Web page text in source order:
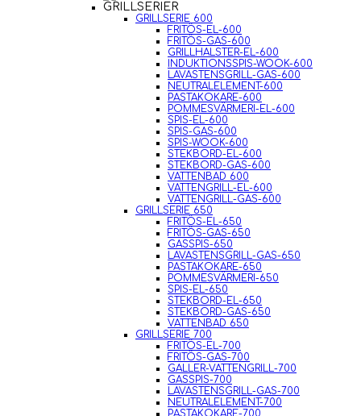
GRILLSERIER
GRILLSERIE 600
FRITÖS-EL-600
FRITÖS-GAS-600
GRILLHALSTER-EL-600
INDUKTIONSSPIS-WOOK-600
LAVASTENSGRILL-GAS-600
NEUTRALELEMENT-600
PASTAKOKARE-600
POMMESVÄRMERI-EL-600
SPIS-EL-600
SPIS-GAS-600
SPIS-WOOK-600
STEKBORD-EL-600
STEKBORD-GAS-600
VATTENBAD 600
VATTENGRILL-EL-600
VATTENGRILL-GAS-600
GRILLSERIE 650
FRITÖS-EL-650
FRITÖS-GAS-650
GASSPIS-650
LAVASTENSGRILL-GAS-650
PASTAKOKARE-650
POMMESVÄRMERI-650
SPIS-EL-650
STEKBORD-EL-650
STEKBORD-GAS-650
VATTENBAD 650
GRILLSERIE 700
FRITÖS-EL-700
FRITÖS-GAS-700
GALLER-VATTENGRILL-700
GASSPIS-700
LAVASTENSGRILL-GAS-700
NEUTRALELEMENT-700
PASTAKOKARE-700